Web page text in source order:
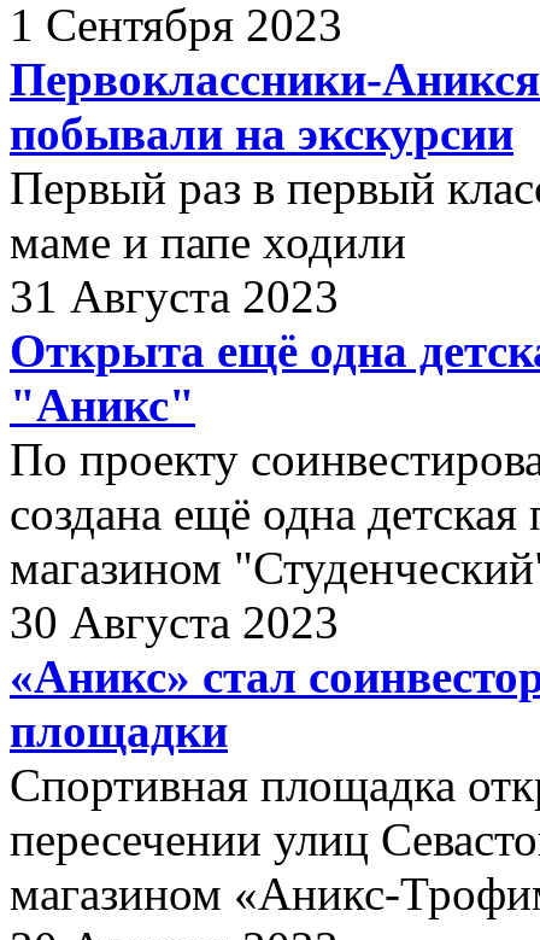
1 Сентября 2023
Первоклассники-
побывали на экскурсии
Первый раз в первый
маме и папе ходили
31 Августа 2023
Открыта ещё одна
"Аникс"
По проекту
создана ещё одна
магазином
30 Августа 2023
«Аникс» стал
площадки
Спортивная площадка
пересечении улиц
магазином «Аникс-